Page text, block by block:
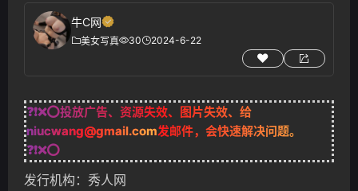
牛C网
美女写真 30 2024-6-22
❓❗❌⭕投放广告、资源失效、图片失效、给
niucwang@gmail.com发邮件，会快速解决问题。
❓❗❌⭕
发行机构：秀人网